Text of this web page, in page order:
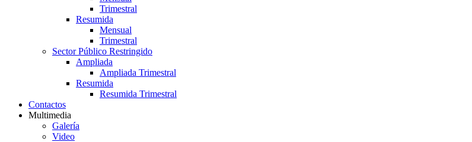
Trimestral
Resumida
Mensual
Trimestral
Sector Público Restringido
Ampliada
Ampliada Trimestral
Resumida
Resumida Trimestral
Contactos
Multimedia
Galería
Video